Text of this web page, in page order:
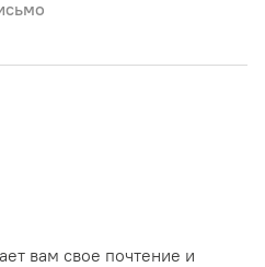
вам свое почтение и